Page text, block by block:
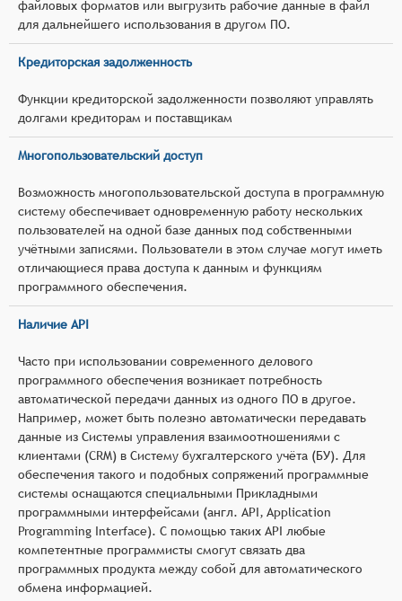
файловых форматов или выгрузить рабочие данные в файл
для дальнейшего использования в другом ПО.
Кредиторская задолженность
Функции кредиторской задолженности позволяют управлять
долгами кредиторам и поставщикам
Многопользовательский доступ
Возможность многопользовательской доступа в программную
систему обеспечивает одновременную работу нескольких
пользователей на одной базе данных под собственными
учётными записями. Пользователи в этом случае могут иметь
отличающиеся права доступа к данным и функциям
программного обеспечения.
Наличие API
Часто при использовании современного делового
программного обеспечения возникает потребность
автоматической передачи данных из одного ПО в другое.
Например, может быть полезно автоматически передавать
данные из Системы управления взаимоотношениями с
клиентами (CRM) в Систему бухгалтерского учёта (БУ). Для
обеспечения такого и подобных сопряжений программные
системы оснащаются специальными Прикладными
программными интерфейсами (англ. API, Application
Programming Interface). С помощью таких API любые
компетентные программисты смогут связать два
программных продукта между собой для автоматического
обмена информацией.